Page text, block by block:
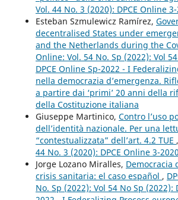
Vol. 44 No. 3 (2020): DPCE Online
Esteban Szmulewicz Ramírez,
decentralised States under
and the Netherlands during the
Online: Vol. 54 No. Sp (2022): Vol
DPCE Online Sp-2022 - I
nella democrazia d’emergenza.
a partire dai ‘primi’ 20 anni della
della Costituzione italiana
Giuseppe Martinico, Contro l’uso
dell’identità nazionale. Per una
“contestualizzata” dell’art. 4.2 TUE ,
44 No. 3 (2020): DPCE Online 3-2020
Jorge Lozano Miralles, Democracia
crisis sanitaria: el caso español ,
No. Sp (2022): Vol 54 No Sp (2022):